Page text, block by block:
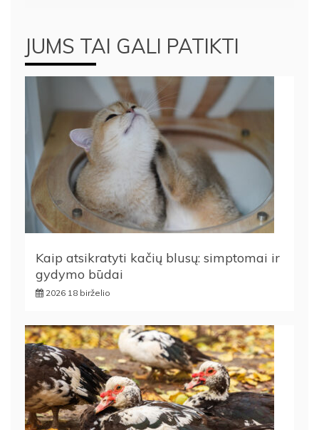
JUMS TAI GALI PATIKTI
Kaip atsikratyti kačių blusų: simptomai ir
gydymo būdai
2026 18 birželio